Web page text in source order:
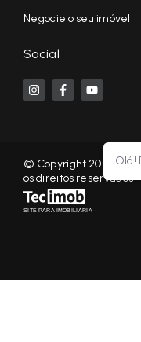
Olá!
Negocie o seu imóvel
Social
© Copyright 2026 - KF
os direitos reservados
SITE PARA IMOBILIARIA